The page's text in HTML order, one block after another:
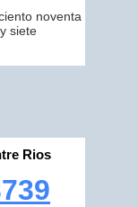
noventa
y siete
Rios